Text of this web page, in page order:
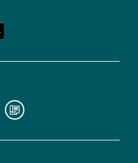
en
cualquier
Para
información,
puedes
nuestra